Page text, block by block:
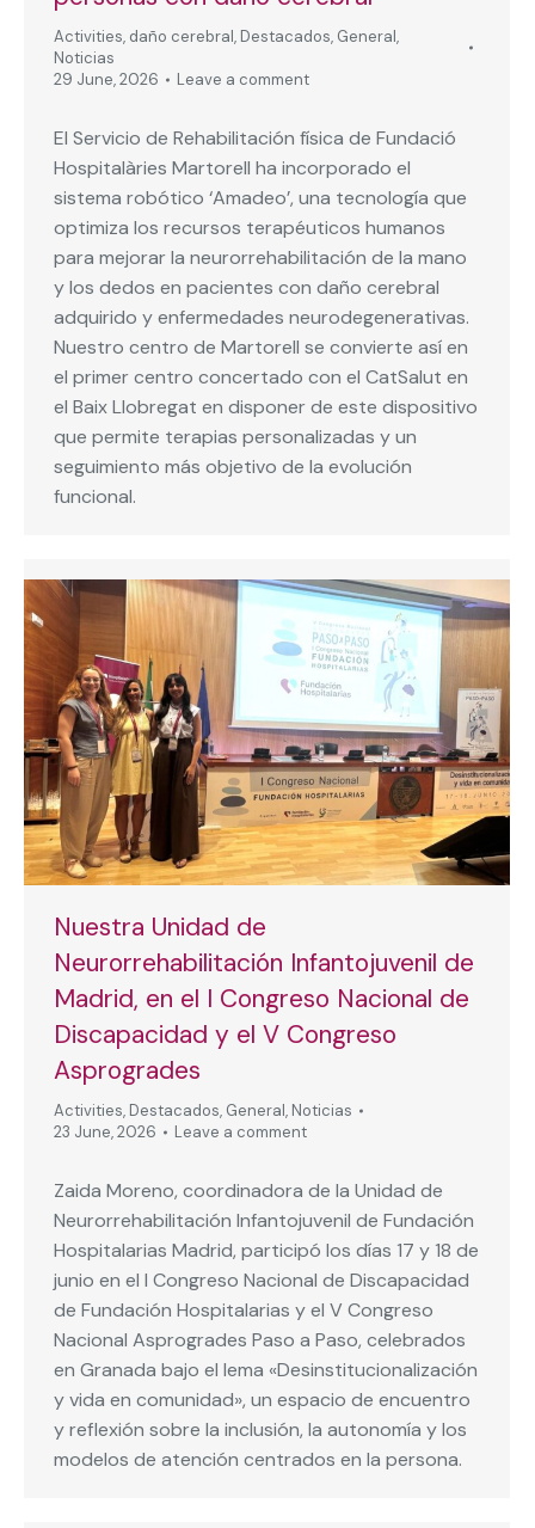
Activities, daño cerebral, Destacados, General,
Noticias
29 June, 2026
Leave a comment
El Servicio de Rehabilitación física de Fundació
Hospitalàries Martorell ha incorporado el
sistema robótico ‘Amadeo’, una tecnología que
optimiza los recursos terapéuticos humanos
para mejorar la neurorrehabilitación de la mano
y los dedos en pacientes con daño cerebral
adquirido y enfermedades neurodegenerativas.
Nuestro centro de Martorell se convierte así en
el primer centro concertado con el CatSalut en
el Baix Llobregat en disponer de este dispositivo
que permite terapias personalizadas y un
seguimiento más objetivo de la evolución
funcional.
Nuestra Unidad de
Neurorrehabilitación Infantojuvenil de
Madrid, en el I Congreso Nacional de
Discapacidad y el V Congreso
Asprogrades
Activities, Destacados, General, Noticias
23 June, 2026
Leave a comment
Zaida Moreno, coordinadora de la Unidad de
Neurorrehabilitación Infantojuvenil de Fundación
Hospitalarias Madrid, participó los días 17 y 18 de
junio en el I Congreso Nacional de Discapacidad
de Fundación Hospitalarias y el V Congreso
Nacional Asprogrades Paso a Paso, celebrados
en Granada bajo el lema «Desinstitucionalización
y vida en comunidad», un espacio de encuentro
y reflexión sobre la inclusión, la autonomía y los
modelos de atención centrados en la persona.